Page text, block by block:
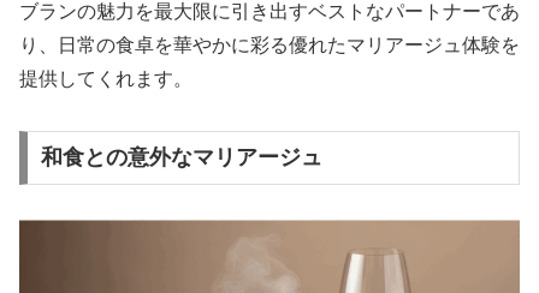
ブランの魅力を最大限に引き出すベストなパートナーであ
り、日常の食卓を華やかに彩る優れたマリアージュ体験を
提供してくれます。
和食との意外なマリアージュ